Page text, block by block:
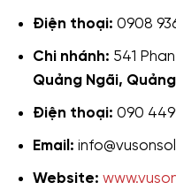
Điện thoại: 0908
Chi nhánh: 541
Quảng Ngãi,
Điện thoại: 090
Email:
Website: